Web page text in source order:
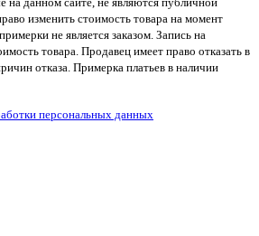
изменить стоимость товара на момент
не является заказом. Запись на
товара. Продавец имеет право отказать в
отказа. Примерка платьев в наличии
персональных данных